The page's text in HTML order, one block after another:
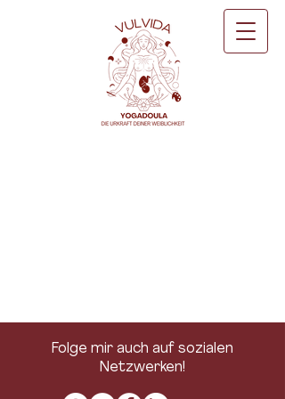
Folge mir auch auf sozialen
Netzwerken!